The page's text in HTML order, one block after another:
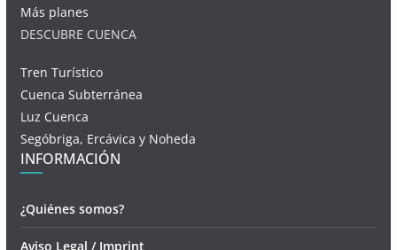
Más planes
DESCUBRE CUENCA
Tren Turístico
Cuenca Subterránea
Luz Cuenca
Segóbriga, Ercávica y Noheda
INFORMACIÓN
¿Quiénes somos?
Aviso Legal / Imprint